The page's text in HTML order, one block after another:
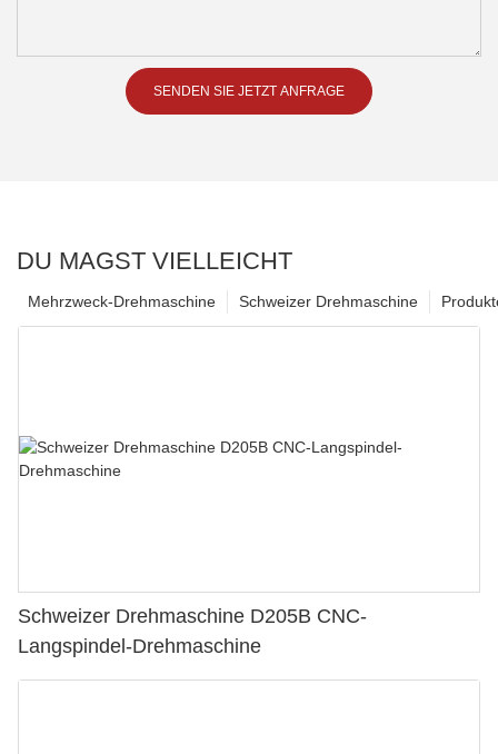
SENDEN SIE JETZT ANFRAGE
DU MAGST VIELLEICHT
Schweizer Drehmaschine
Mehrzweck-Drehmaschine
Schweizer Drehmaschine D205B CNC-
Langspindel-Drehmaschine